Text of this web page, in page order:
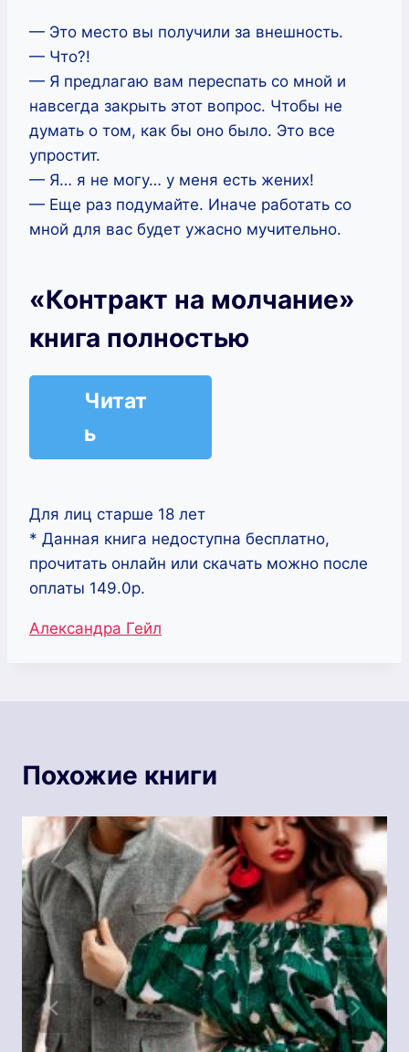
— Это место вы получили за внешность.
— Что?!
— Я предлагаю вам переспать со мной и
навсегда закрыть этот вопрос. Чтобы не
думать о том, как бы оно было. Это все
упростит.
— Я… я не могу… у меня есть жених!
— Еще раз подумайте. Иначе работать со
мной для вас будет ужасно мучительно.
«Контракт на молчание»
книга полностью
Читат
ь
Для лиц старше 18 лет
* Данная книга недоступна бесплатно,
прочитать онлайн или скачать можно после
оплаты 149.0р.
Метки
Александра Гейл
Похожие книги